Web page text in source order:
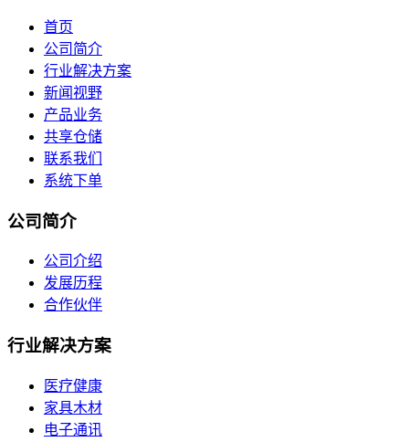
首页
公司简介
行业解决方案
新闻视野
产品业务
共享仓储
联系我们
系统下单
公司简介
公司介绍
发展历程
合作伙伴
行业解决方案
医疗健康
家具木材
电子通讯